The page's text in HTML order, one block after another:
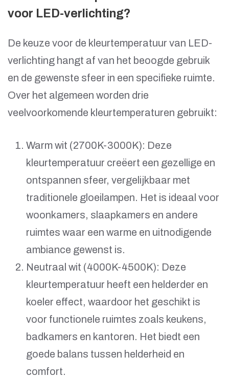
voor LED-verlichting?
De keuze voor de kleurtemperatuur van LED-
verlichting hangt af van het beoogde gebruik
en de gewenste sfeer in een specifieke ruimte.
Over het algemeen worden drie
veelvoorkomende kleurtemperaturen gebruikt:
Warm wit (2700K-3000K): Deze
kleurtemperatuur creëert een gezellige en
ontspannen sfeer, vergelijkbaar met
traditionele gloeilampen. Het is ideaal voor
woonkamers, slaapkamers en andere
ruimtes waar een warme en uitnodigende
ambiance gewenst is.
Neutraal wit (4000K-4500K): Deze
kleurtemperatuur heeft een helderder en
koeler effect, waardoor het geschikt is
voor functionele ruimtes zoals keukens,
badkamers en kantoren. Het biedt een
goede balans tussen helderheid en
comfort.